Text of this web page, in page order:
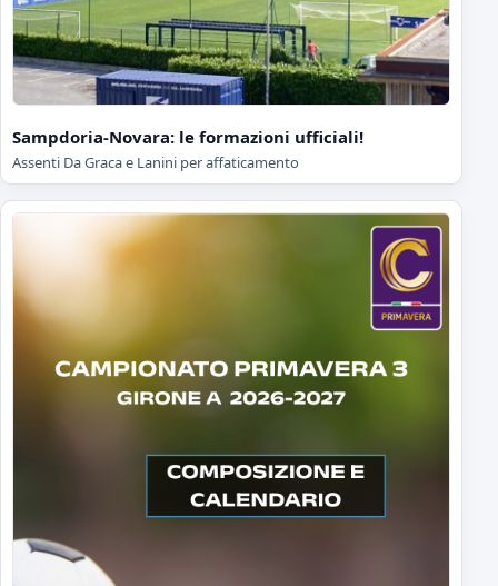
Sampdoria-Novara: le formazioni ufficiali!
Assenti Da Graca e Lanini per affaticamento